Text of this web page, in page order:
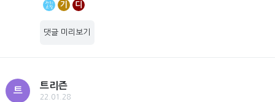
기 디
댓글 미리보기
트
트리즌
22.01.28